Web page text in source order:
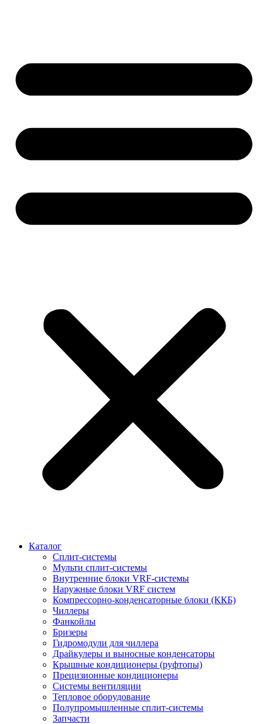
Каталог
Сплит-системы
Мульти сплит-системы
Внутренние блоки VRF-cистемы
Наружные блоки VRF cистем
Компрессорно-конденсаторные блоки (ККБ)
Чиллеры
Фанкойлы
Бризеры
Гидромодули для чиллера
Драйкулеры и выносные конденсаторы
Крышные кондиционеры (руфтопы)
Прецизионные кондиционеры
Системы вентиляции
Тепловое оборудование
Полупромышленные сплит-системы
Запчасти